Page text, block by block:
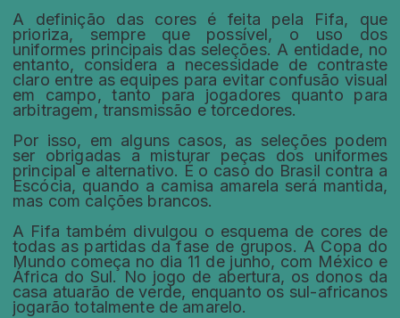
A definição das cores é feita pela Fifa, que
prioriza, sempre que possível, o uso dos
uniformes principais das seleções. A entidade, no
entanto, considera a necessidade de contraste
claro entre as equipes para evitar confusão visual
em campo, tanto para jogadores quanto para
arbitragem, transmissão e torcedores.
Por isso, em alguns casos, as seleções podem
ser obrigadas a misturar peças dos uniformes
principal e alternativo. É o caso do Brasil contra a
Escócia, quando a camisa amarela será mantida,
mas com calções brancos.
A Fifa também divulgou o esquema de cores de
todas as partidas da fase de grupos. A Copa do
Mundo começa no dia 11 de junho, com México e
África do Sul. No jogo de abertura, os donos da
casa atuarão de verde, enquanto os sul-africanos
jogarão totalmente de amarelo.